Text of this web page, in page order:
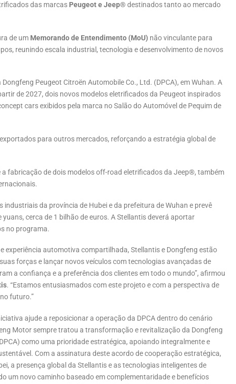
das marcas Peugeot e Jeep®destinados tanto ao mercado
de um Memorando de Entendimento (MoU) não vinculante para
reunindo escala industrial, tecnologia e desenvolvimento de novos
Peugeot Citroën Automobile Co., Ltd. (DPCA), em Wuhan. A
de 2027, dois novos modelos eletrificados da Peugeot inspirados
cars exibidos pela marca no Salão do Automóvel de Pequim de
para outros mercados, reforçando a estratégia global de
fabricação de dois modelos off-road eletrificados da Jeep®, também
da província de Hubei e da prefeitura de Wuhan e prevê
cerca de 1 bilhão de euros. A Stellantis deverá aportar
no programa.
experiência automotiva compartilhada, Stellantis e Dongfeng estão
forças e lançar novos veículos com tecnologias avançadas de
a confiança e a preferência dos clientes em todo o mundo”, afirmou
. “Estamos entusiasmados com este projeto e com a perspectiva de
futuro.”
ajude a reposicionar a operação da DPCA dentro do cenário
Motor sempre tratou a transformação e revitalização da Dongfeng
como uma prioridade estratégica, apoiando integralmente e
Com a assinatura deste acordo de cooperação estratégica,
a presença global da Stellantis e as tecnologias inteligentes de
um novo caminho baseado em complementaridade e benefícios